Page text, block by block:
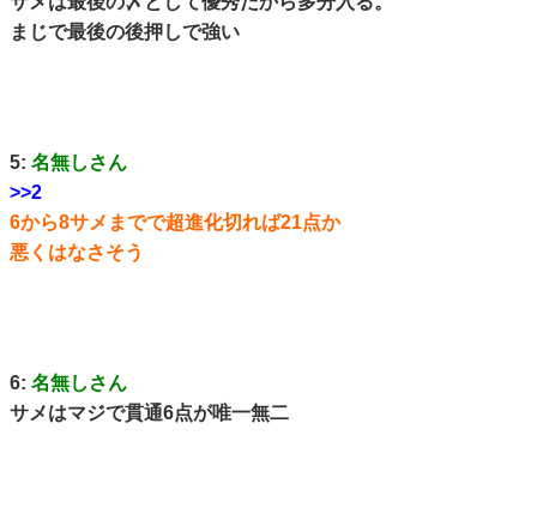
まじで最後の後押しで強い
5: 名無しさん
>>2
6から8サメまでで超進化切れば21点か
悪くはなさそう
6: 名無しさん
サメはマジで貫通6点が唯一無二